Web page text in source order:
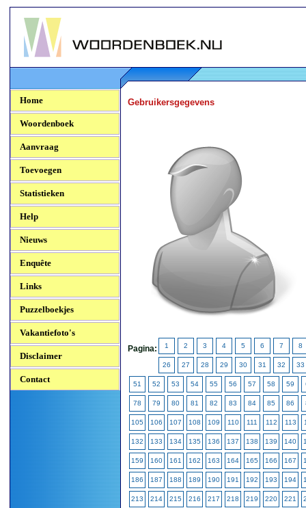
Woordenboek.NU
Home
Woordenboek
Aanvraag
Toevoegen
Statistieken
Help
Nieuws
Enquête
Links
Puzzelboekjes
Vakantiefoto's
Disclaimer
Contact
Gebruikersgegevens
Pagina: 1 2 3 4 5 6 7 8
26 27 28 29 30 31 32 33
51 52 53 54 55 56 57 58 59
78 79 80 81 82 83 84 85 86
105 106 107 108 109 110 111 112 113
132 133 134 135 136 137 138 139 140
159 160 161 162 163 164 165 166 167
186 187 188 189 190 191 192 193 194
213 214 215 216 217 218 219 220 221